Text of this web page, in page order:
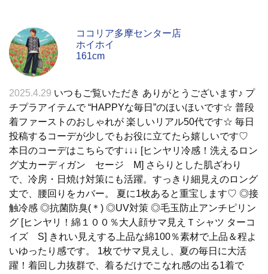
ココリア多摩センター店
ホイホイ
161cm
2025.4.29 いつもご覧いただき ありがとうございます♪ プ
チプラアイテムで “HAPPYな毎日”のほいほいです☆ 普段
着ファーストのおしゃれが 楽しいリアル50代です☆ 毎日
投稿するコーデが少しでもお役に立てたら嬉しいです♡
本日のコーデはこちらです↓↓↓ [ヒンヤリ冷感！洗えるロン
グ丈カーディガン セージ M] さらりとした肌ざわり
で、冷房・日焼け対策にも活躍。すっきり細見えのロング
丈で、腰回りをカバー。 夏に1枚あると重宝します♡ ◎接
触冷感 ◎抗菌防臭(＊) ◎UV対策 ◎毛玉防止アンチピリン
グ [ヒンヤリ！綿１００％大人顔サマ見えＴシャツ ターコ
イズ S] きれい見えする上品な綿100％素材で上品＆程よ
いゆったり感です。 1枚でサマ見えし、夏の毎日に大活
躍！着回し力抜群で、着るだけでこなれ感の出る1着で